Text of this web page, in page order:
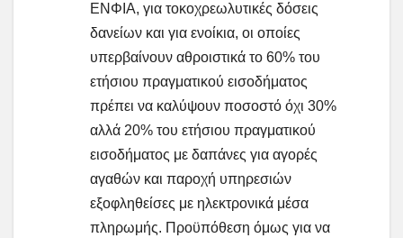
ΕΝΦΙΑ, για τοκοχρεωλυτικές δόσεις
δανείων και για ενοίκια, οι οποίες
υπερβαίνουν αθροιστικά το 60% του
ετήσιου πραγματικού εισοδήματος
πρέπει να καλύψουν ποσοστό όχι 30%
αλλά 20% του ετήσιου πραγματικού
εισοδήματος με δαπάνες για αγορές
αγαθών και παροχή υπηρεσιών
εξοφληθείσες με ηλεκτρονικά μέσα
πληρωμής. Προϋπόθεση όμως για να